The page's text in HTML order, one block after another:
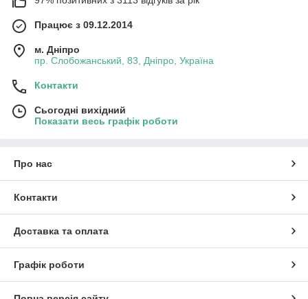
Працює з 09.12.2014
м. Дніпро
пр. Слобожанський, 83, Дніпро, Україна
Контакти
Сьогодні вихідний
Показати весь графік роботи
Про нас
Контакти
Доставка та оплата
Графік роботи